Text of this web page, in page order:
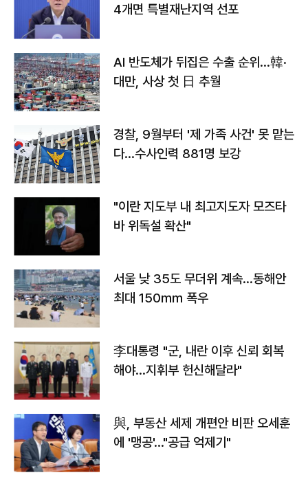
4개면 특별재난지역 선포
AI 반도체가 뒤집은 수출 순위…韓·
대만, 사상 첫 日 추월
경찰, 9월부터 '제 가족 사건' 못 맡는
다…수사인력 881명 보강
"이란 지도부 내 최고지도자 모즈타
바 위독설 확산"
서울 낮 35도 무더위 계속…동해안
최대 150㎜ 폭우
李대통령 "군, 내란 이후 신뢰 회복
해야…지휘부 헌신해달라"
與, 부동산 세제 개편안 비판 오세훈
에 '맹공'…"공급 억제기"